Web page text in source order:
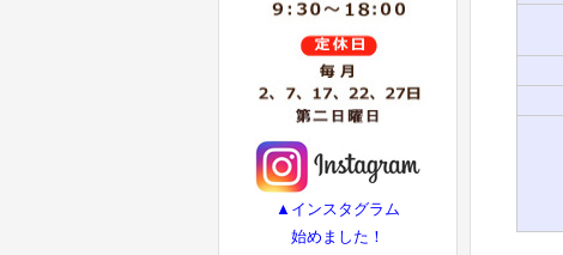
▲インスタグラム
始めました！